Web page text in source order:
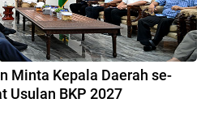
Minta Kepala Daerah se-
Usulan BKP 2027